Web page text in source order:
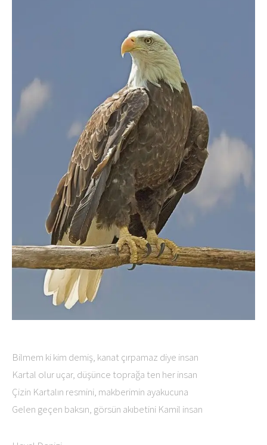
Bilmem ki kim demiş, kanat çırpamaz diye insan
Kartal olur uçar, düşünce toprağa ten her insan
Çizin Kartalın resmini, makberimin ayakucuna
Gelen geçen baksın, görsün akıbetini Kamil insan